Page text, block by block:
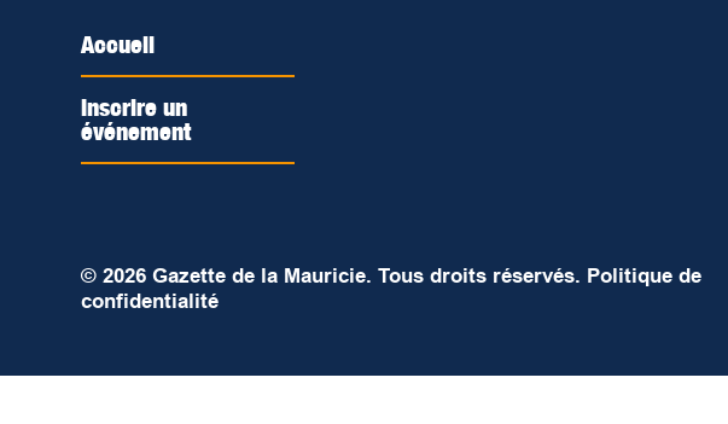
Accueil
Inscrire un
événement
© 2026 Gazette de la Mauricie. Tous droits réservés. Politique de
confidentialité